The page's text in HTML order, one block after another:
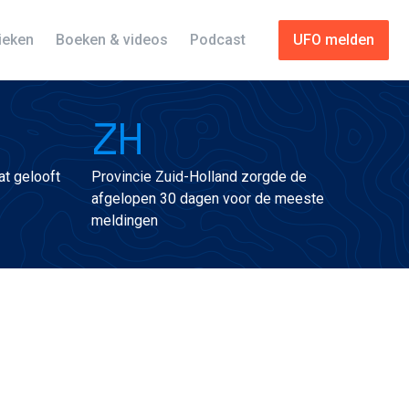
UFO melden
Boeken & videos Podcast
gelooft
ZH
Provincie Zuid-Holland zorgde de
afgelopen 30 dagen voor de meeste
meldingen